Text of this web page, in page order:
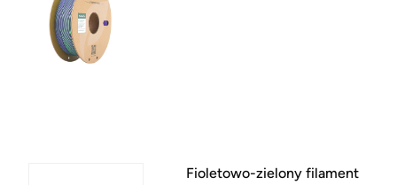
Fioletowo-zielony filament